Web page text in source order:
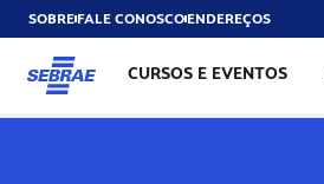
SOBREFALE CONOSCOENDEREÇOS
CURSOS E EVENTOS